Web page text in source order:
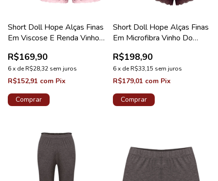
Short Doll Hope Alças Finas
Em Viscose E Renda Vinho
R$169,90
6x deR$28,32 sem juros
R$152,91 com Pix
Comprar
Short Doll Hope Alças Finas
Em Microfibra Vinho Do
R$198,90
6x deR$33,15 sem juros
R$179,01 com Pix
Comprar